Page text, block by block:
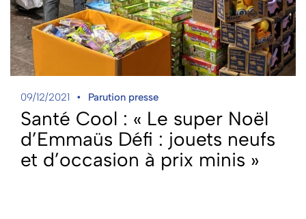
09/12/2021 Parution presse
Santé Cool : « Le super Noël
d’Emmaüs Défi : jouets neufs
et d’occasion à prix minis »